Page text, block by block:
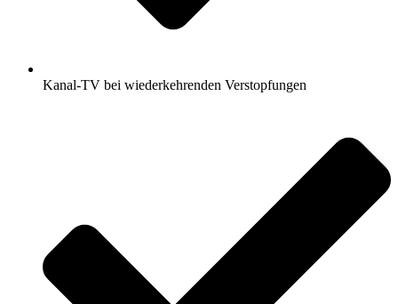
Kanal-TV bei wiederkehrenden Verstopfungen